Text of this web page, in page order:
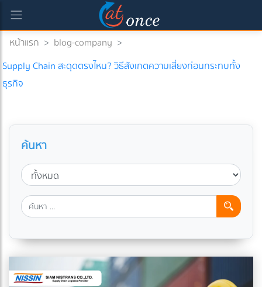
หน้าแรก > blog-company >
Supply Chain สะดุดตรงไหน? วิธีสังเกตความเสี่ยงก่อนกระทบทั้ง
ธุรกิจ
ค้นหา